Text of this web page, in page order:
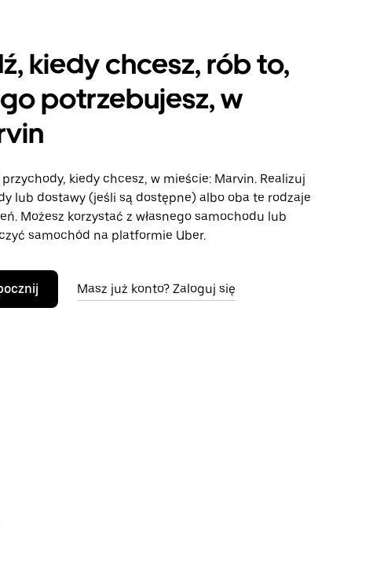
kiedy chcesz, rób to,
potrzebujesz, w
kiedy chcesz, w mieście: Marvin. Realizuj
lub dostawy (jeśli są dostępne) albo oba te rodzaje
Możesz korzystać z własnego samochodu lub
samochód na platformie Uber.
Masz już konto? Zaloguj się